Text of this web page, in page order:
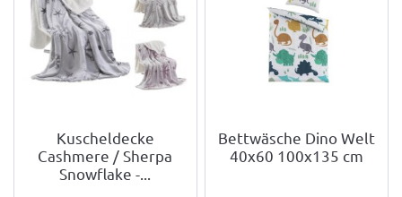
Kuscheldecke
Cashmere / Sherpa
Snowflake -...
Bettwäsche Dino Welt
40x60 100x135 cm